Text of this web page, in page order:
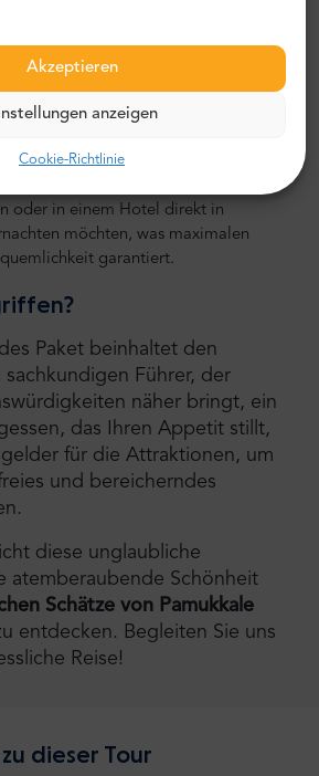
Akzeptieren
anzeigen
Cookie-Richtlinie
Besuch der antiken Stätte
beachten Sie, dass dies eine
und mit zusätzlichen Kosten
Am Ende des Tages haben
oder in einem Hotel direkt in
möchten, was maximalen
garantiert.
Paket beinhaltet den
sachkundigen Führer, der
näher bringt, ein
das Ihren Appetit stillt,
für die Attraktionen, um
und bereicherndes
diese unglaubliche
atemberaubende Schönheit
Schätze von Pamukkale
entdecken. Begleiten Sie uns
Reise!
dieser Tour